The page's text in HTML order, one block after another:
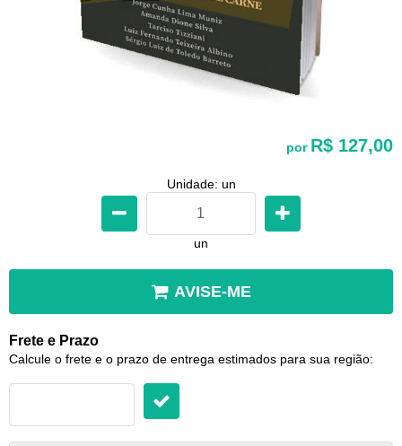
por R$ 127,00
Unidade: un
un
AVISE-ME
Frete e Prazo
Calcule o frete e o prazo de entrega estimados para sua região: